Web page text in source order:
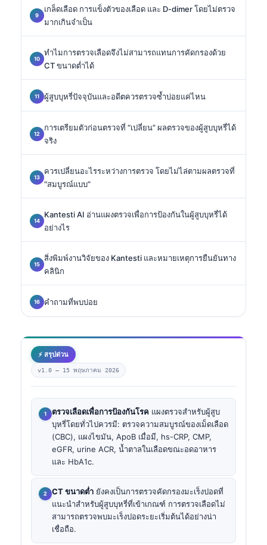
เกล็ดเลือด การแข็งตัวของเลือด และ D-dimer โดยไม่ตรวจ
มากเกินจำเป็น
ทำไมการตรวจเลือดจึงไม่สามารถแทนการคัดกรองด้วย
CT ขนาดต่ำได้
ผู้สูบบุหรี่ปัจจุบันและอดีตควรตรวจซ้ำบ่อยแค่ไหน
การเตรียมตัวก่อนตรวจที่ “เปลี่ยน” ผลตรวจของผู้สูบบุหรี่ได้
จริง
ควรเปลี่ยนอะไรระหว่างการตรวจ โดยไม่ไล่ตามผลตรวจที่
“สมบูรณ์แบบ”
Kantesti AI อ่านแผงตรวจเพื่อการป้องกันในผู้สูบบุหรี่ได้
อย่างไร
สิ่งพิมพ์งานวิจัยของ Kantesti และหมายเหตุการยืนยันทาง
คลินิก
คำถามที่พบบ่อย
⚡ สรุปด่วน
v1.0 — 15 พฤษภาคม 2026
ตรวจเลือดเพื่อการป้องกันโรค แผงตรวจสำหรับผู้สูบ
บุหรี่โดยทั่วไปควรมี: ตรวจความสมบูรณ์ของเม็ดเลือด
(CBC), แผงไขมัน, ApoB เมื่อมี, hs-CRP, CMP,
eGFR, urine ACR, น้ำตาลในเลือดขณะอดอาหาร
และ HbA1c.
CT ขนาดต่ำ ยังคงเป็นการตรวจคัดกรองมะเร็งปอดที่
แนะนำสำหรับผู้สูบบุหรี่ที่เข้าเกณฑ์ การตรวจเลือดไม่
สามารถตรวจพบมะเร็งปอดระยะเริ่มต้นได้อย่างน่า
เชื่อถือ.